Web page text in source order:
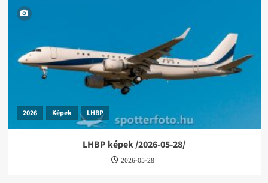
2026 Képek LHBP
LHBP képek /2026-05-28/
2026-05-28